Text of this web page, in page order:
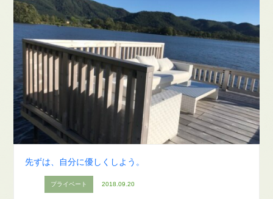
先ずは、自分に優しくしよう。
プライベート 2018.09.20